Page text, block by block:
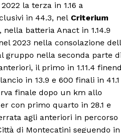
la terza in 1.16 a
in 44.3, nel Criterium
batteria Anact in 1.14.9
2023 nella consolazione
gruppo nella seconda parte
il primo in 1.11.4
in 13.9 e 600 finali in 41.1
finale dopo un km allo
con primo quarto in 28.1 e
agli anteriori in percorso
di Montecatini seguendo in